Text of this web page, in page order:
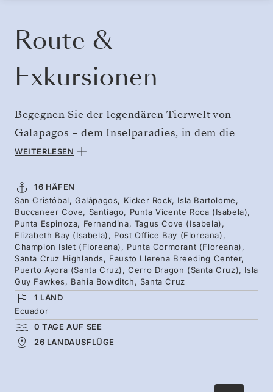
Route &
Exkursionen
Begegnen Sie der legendären Tierwelt von
Galapagos – dem Inselparadies, in dem die
Tiere bekanntermaßen keine Angst vor Ihnen
die Wellen stürzen, Galapagos-Pinguine, die
durch das Wasser huschen, und
Meeresschildkröten, die über vulkanische Riffe
gleiten. Von Riesenschildkröten bis zu
Blaufußtölpeln – entdecken Sie die westlichen
Vulkaninseln zusammen mit Naturforschern,
die auf dem Archipel geboren und
aufgewachsen sind und die vielen Geschichten
der Inseln mit faszinierenden Einblicken zum
Leben erwecken.
WEITERLESEN
16 HÄFEN
San Cristóbal, Galápagos, Kicker Rock, Isla Bartolome,
Buccaneer Cove, Santiago, Punta Vicente Roca (Isabela),
Punta Espinoza, Fernandina, Tagus Cove (Isabela),
Elizabeth Bay (Isabela), Post Office Bay (Floreana),
Champion Islet (Floreana), Punta Cormorant (Floreana),
Santa Cruz Highlands, Fausto Llerena Breeding Center,
Puerto Ayora (Santa Cruz), Cerro Dragon (Santa Cruz), Isla
Guy Fawkes, Bahia Bowditch, Santa Cruz
1 LAND
Ecuador
0 TAGE AUF SEE
26 LANDAUSFLÜGE